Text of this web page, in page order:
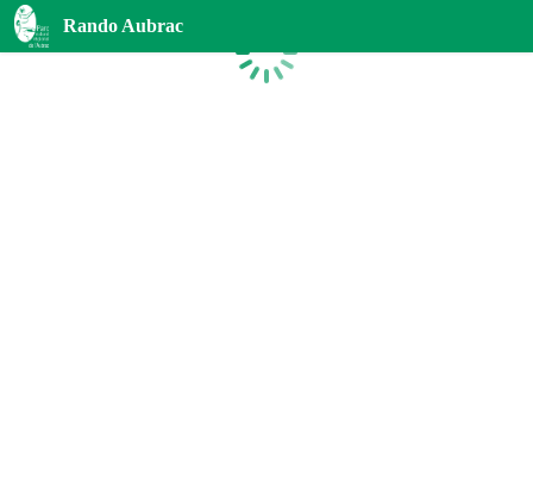
Rando Aubrac
Chargement